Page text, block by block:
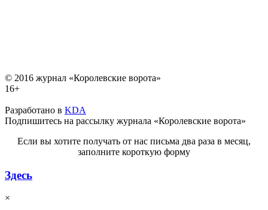
© 2016 журнал «Королевские ворота»
16+
Разработано в KDA
Подпишитесь на рассылку журнала «Королевские ворота»
Если вы хотите получать от нас письма два раза в месяц,
заполните короткую форму
Здесь
×